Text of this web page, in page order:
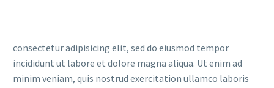
consectetur adipisicing elit, sed do eiusmod tempor
incididunt ut labore et dolore magna aliqua. Ut enim ad
minim veniam, quis nostrud exercitation ullamco laboris